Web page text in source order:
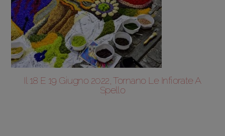
Il 18 E 19 Giugno 2022, Tornano Le Infiorate A
Spello